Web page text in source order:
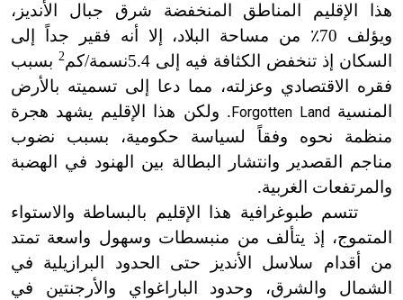
هذا الإقليم المناطق المنخفضة شرق جبال الأنديز،
ويؤلف 70
٪ من مساحة البلاد، إلا أنه فقير جداً إلى
السكان إذ تنخفض الكثافة فيه إلى 5.4نسمة/كم2 بسبب
فقره الاقتصادي وعزلته، مما دعا إلى تسميته بالأرض
المنسيةForgotten Land . ولكن هذا الإقليم يشهد هجرة
منظمة نحوه وفقاً لسياسة حكومية، بسبب نضوب
مناجم القصدير وانتشار البطالة بين الهنود في الهضبة
والمرتفعات الغربية.
تتسم طبوغرافية هذا الإقليم بالبساطة والاستواء
المتموج، إذ يتألف من منبسطات وسهول واسعة تمتد
من أقدام سلاسل الأنديز حتى الحدود البرازيلية في
الشمال والشرق، وحدود الباراغواي والأرجنتين في